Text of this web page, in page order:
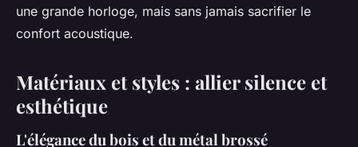
une grande horloge, mais sans jamais sacrifier le
confort acoustique.
Matériaux et styles : allier silence et
esthétique
L'élégance du bois et du métal brossé